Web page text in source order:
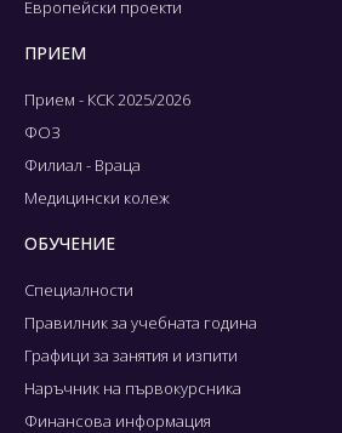
Европейски проекти
ПРИЕМ
Прием - КСК 2025/2026
ФОЗ
Филиал - Враца
Медицински колеж
ОБУЧЕНИЕ
Специалности
Правилник за учебната година
Графици за занятия и изпити
Наръчник на първокурсника
Финансова информация